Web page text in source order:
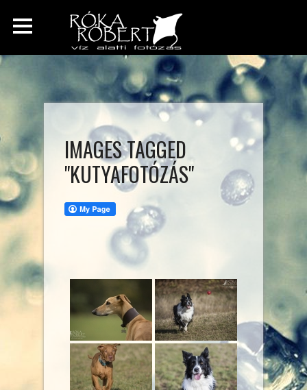
IMAGES TAGGED
"KUTYAFOTÓZÁS"